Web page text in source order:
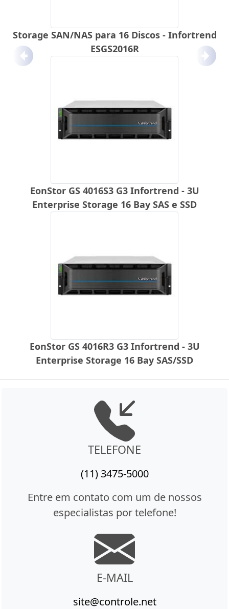
Storage SAN/NAS para 16 Discos - Infortrend
ESGS2016R
EonStor GS 4016S3 G3 Infortrend - 3U
Enterprise Storage 16 Bay SAS e SSD
EonStor GS 4016R3 G3 Infortrend - 3U
Enterprise Storage 16 Bay SAS/SSD
Anterior
TELEFONE
(11) 3475-5000
Entre em contato com um de nossos
especialistas por telefone!
E-MAIL
site@controle.net